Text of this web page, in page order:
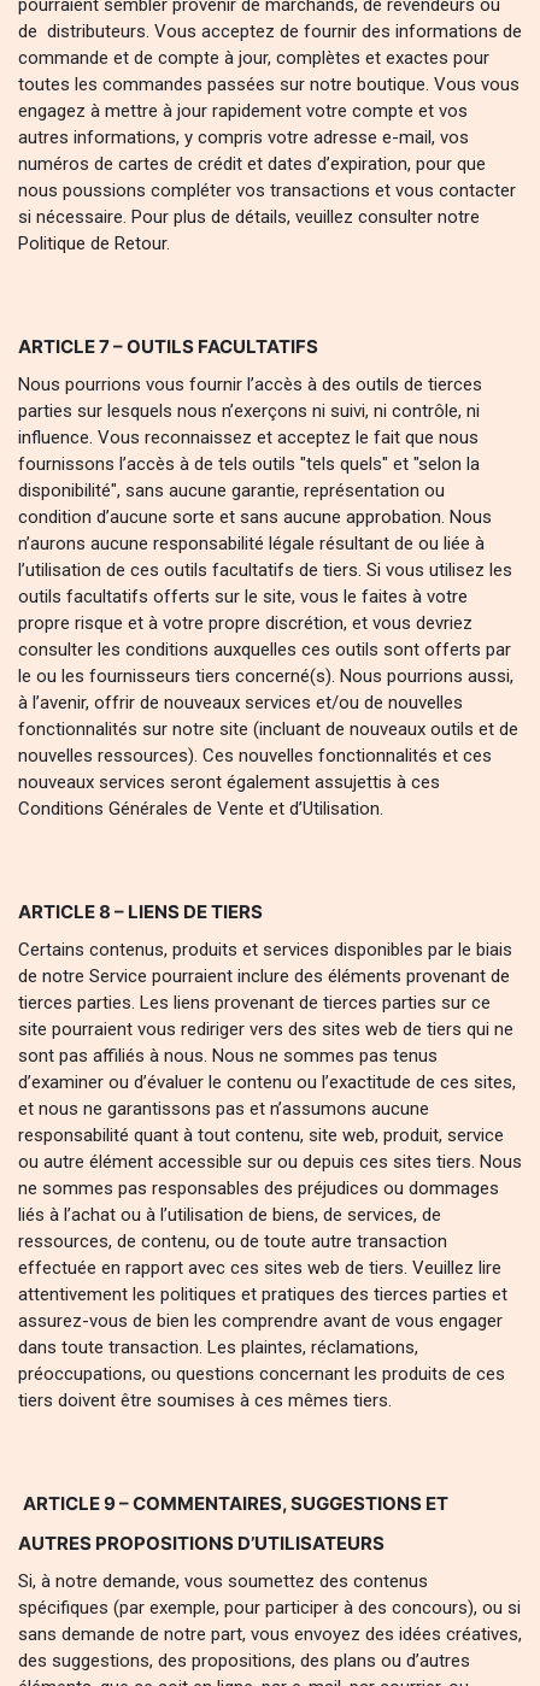
pourraient sembler provenir de marchands, de revendeurs ou
de distributeurs. Vous acceptez de fournir des informations de
commande et de compte à jour, complètes et exactes pour
toutes les commandes passées sur notre boutique. Vous vous
engagez à mettre à jour rapidement votre compte et vos
autres informations, y compris votre adresse e-mail, vos
numéros de cartes de crédit et dates d’expiration, pour que
nous poussions compléter vos transactions et vous contacter
si nécessaire. Pour plus de détails, veuillez consulter notre
Politique de Retour.
ARTICLE 7 – OUTILS FACULTATIFS
Nous pourrions vous fournir l’accès à des outils de tierces
parties sur lesquels nous n’exerçons ni suivi, ni contrôle, ni
influence. Vous reconnaissez et acceptez le fait que nous
fournissons l’accès à de tels outils "tels quels" et "selon la
disponibilité", sans aucune garantie, représentation ou
condition d’aucune sorte et sans aucune approbation. Nous
n’aurons aucune responsabilité légale résultant de ou liée à
l’utilisation de ces outils facultatifs de tiers. Si vous utilisez les
outils facultatifs offerts sur le site, vous le faites à votre
propre risque et à votre propre discrétion, et vous devriez
consulter les conditions auxquelles ces outils sont offerts par
le ou les fournisseurs tiers concerné(s). Nous pourrions aussi,
à l’avenir, offrir de nouveaux services et/ou de nouvelles
fonctionnalités sur notre site (incluant de nouveaux outils et de
nouvelles ressources). Ces nouvelles fonctionnalités et ces
nouveaux services seront également assujettis à ces
Conditions Générales de Vente et d’Utilisation.
ARTICLE 8 – LIENS DE TIERS
Certains contenus, produits et services disponibles par le biais
de notre Service pourraient inclure des éléments provenant de
tierces parties. Les liens provenant de tierces parties sur ce
site pourraient vous rediriger vers des sites web de tiers qui ne
sont pas affiliés à nous. Nous ne sommes pas tenus
d’examiner ou d’évaluer le contenu ou l’exactitude de ces sites,
et nous ne garantissons pas et n’assumons aucune
responsabilité quant à tout contenu, site web, produit, service
ou autre élément accessible sur ou depuis ces sites tiers. Nous
ne sommes pas responsables des préjudices ou dommages
liés à l’achat ou à l’utilisation de biens, de services, de
ressources, de contenu, ou de toute autre transaction
effectuée en rapport avec ces sites web de tiers. Veuillez lire
attentivement les politiques et pratiques des tierces parties et
assurez-vous de bien les comprendre avant de vous engager
dans toute transaction. Les plaintes, réclamations,
préoccupations, ou questions concernant les produits de ces
tiers doivent être soumises à ces mêmes tiers.
ARTICLE 9 – COMMENTAIRES, SUGGESTIONS ET
AUTRES PROPOSITIONS D’UTILISATEURS
Si, à notre demande, vous soumettez des contenus
spécifiques (par exemple, pour participer à des concours), ou si
sans demande de notre part, vous envoyez des idées créatives,
des suggestions, des propositions, des plans ou d’autres